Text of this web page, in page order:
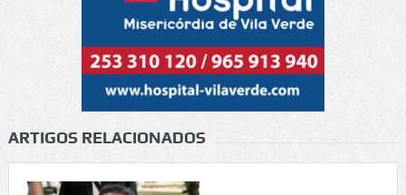
ARTIGOS RELACIONADOS